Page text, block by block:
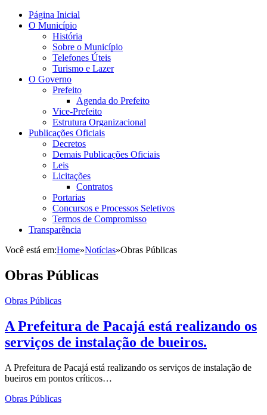
Página Inicial
O Município
História
Sobre o Município
Telefones Úteis
Turismo e Lazer
O Governo
Prefeito
Agenda do Prefeito
Vice-Prefeito
Estrutura Organizacional
Publicações Oficiais
Decretos
Demais Publicações Oficiais
Leis
Licitações
Contratos
Portarias
Concursos e Processos Seletivos
Termos de Compromisso
Transparência
Você está em:Home»Notícias»Obras Públicas
Obras Públicas
Obras Públicas
A Prefeitura de Pacajá está realizando os
serviços de instalação de bueiros.
A Prefeitura de Pacajá está realizando os serviços de instalação de
bueiros em pontos críticos…
Obras Públicas